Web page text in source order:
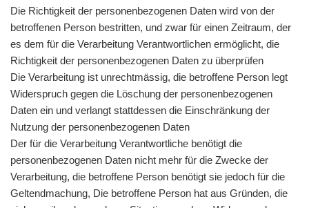
Die Richtigkeit der personenbezogenen Daten wird von der
betroffenen Person bestritten, und zwar für einen Zeitraum, der
es dem für die Verarbeitung Verantwortlichen ermöglicht, die
Richtigkeit der personenbezogenen Daten zu überprüfen
Die Verarbeitung ist unrechtmässig, die betroffene Person legt
Widerspruch gegen die Löschung der personenbezogenen
Daten ein und verlangt stattdessen die Einschränkung der
Nutzung der personenbezogenen Daten
Der für die Verarbeitung Verantwortliche benötigt die
personenbezogenen Daten nicht mehr für die Zwecke der
Verarbeitung, die betroffene Person benötigt sie jedoch für die
Geltendmachung, Die betroffene Person hat aus Gründen, die